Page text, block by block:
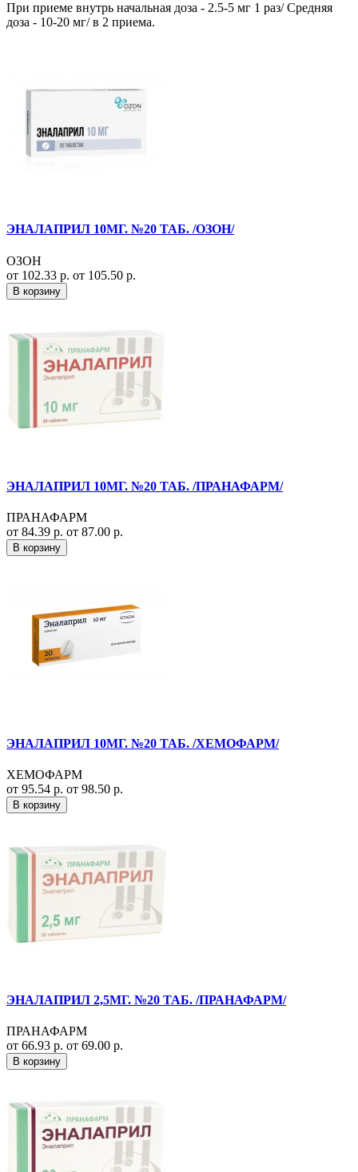
При приеме внутрь начальная доза - 2.5-5 мг 1 раз/ Средняя
доза - 10-20 мг/ в 2 приема.
ЭНАЛАПРИЛ 10МГ. №20 ТАБ. /ОЗОН/
ОЗОН
от 102.33 р. от 105.50 р.
В корзину
ЭНАЛАПРИЛ 10МГ. №20 ТАБ. /ПРАНАФАРМ/
ПРАНАФАРМ
от 84.39 р. от 87.00 р.
В корзину
ЭНАЛАПРИЛ 10МГ. №20 ТАБ. /ХЕМОФАРМ/
ХЕМОФАРМ
от 95.54 р. от 98.50 р.
В корзину
ЭНАЛАПРИЛ 2,5МГ. №20 ТАБ. /ПРАНАФАРМ/
ПРАНАФАРМ
от 66.93 р. от 69.00 р.
В корзину